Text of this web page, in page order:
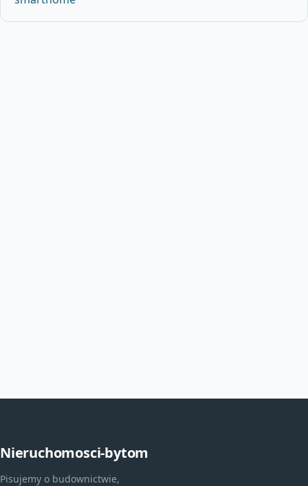
Nieruchomosci-bytom
Pisujemy o budownictwie,